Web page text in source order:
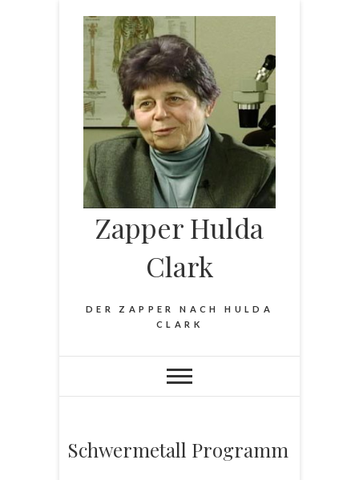
content
Zapper Hulda
Clark
DER ZAPPER NACH HULDA
CLARK
Schwermetall Programm